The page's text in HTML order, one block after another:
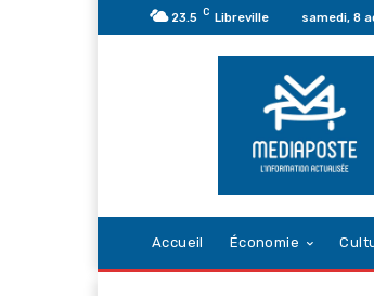
23.5 C Libreville samedi, 8
Accueil Économie